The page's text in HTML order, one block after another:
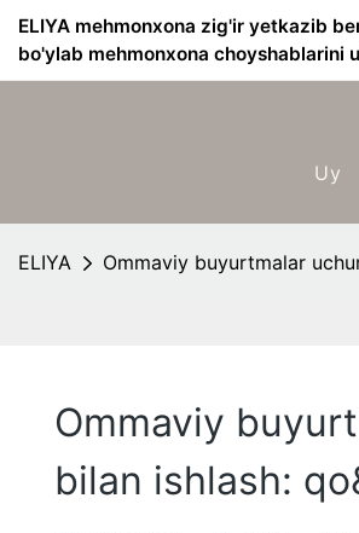
ELIYA mehmonxona zig'ir yetkazib
bo'ylab mehmonxona choyshablarini
Uy
ELIYA Ommaviy buyurtmalar
Ommaviy
bilan ishlash: